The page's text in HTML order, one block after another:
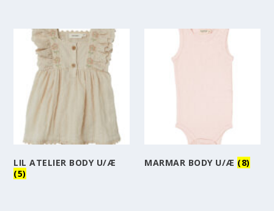
LIL ATELIER BODY U/Æ
(5)
MARMAR BODY U/Æ (8)